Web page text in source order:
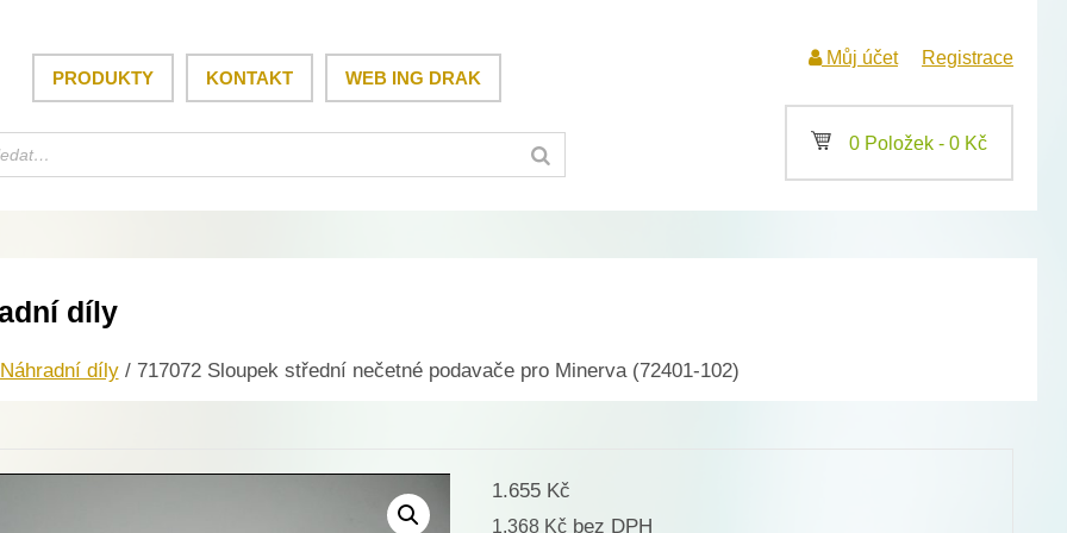
PRODUKTY KONTAKT WEB ING DRAK
Můj účet Registrace
a 0 Položek - 0 Kč
díly
Náhradní díly/ 717072 Sloupek střední nečetné podavače pro Minerva (72401-102)
1.655 Kč
1.368 Kč bez DPH